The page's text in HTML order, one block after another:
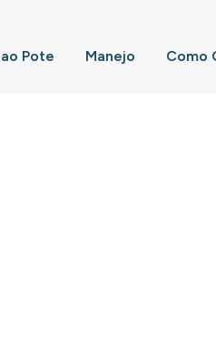
Pote Manejo Como